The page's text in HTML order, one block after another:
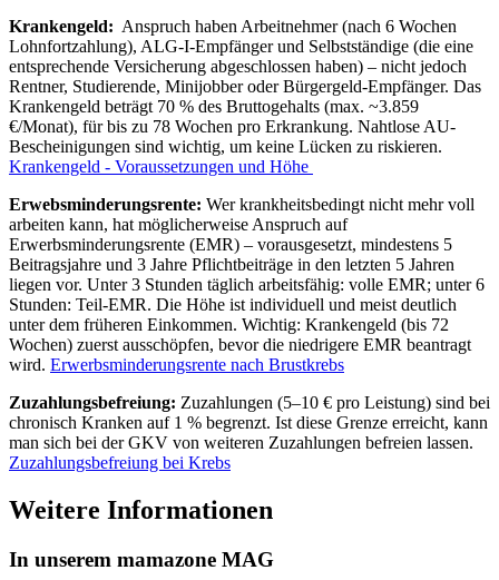
Krankengeld: Anspruch haben Arbeitnehmer (nach 6 Wochen
Lohnfortzahlung), ALG-I-Empfänger und Selbstständige (die eine
entsprechende Versicherung abgeschlossen haben) – nicht jedoch
Rentner, Studierende, Minijobber oder Bürgergeld-Empfänger. Das
Krankengeld beträgt 70 % des Bruttogehalts (max. ~3.859
€/Monat), für bis zu 78 Wochen pro Erkrankung. Nahtlose AU-
Bescheinigungen sind wichtig, um keine Lücken zu riskieren.
Krankengeld - Voraussetzungen und Höhe
Erwebsminderungsrente: Wer krankheitsbedingt nicht mehr voll
arbeiten kann, hat möglicherweise Anspruch auf
Erwerbsminderungsrente (EMR) – vorausgesetzt, mindestens 5
Beitragsjahre und 3 Jahre Pflichtbeiträge in den letzten 5 Jahren
liegen vor. Unter 3 Stunden täglich arbeitsfähig: volle EMR; unter 6
Stunden: Teil-EMR. Die Höhe ist individuell und meist deutlich
unter dem früheren Einkommen. Wichtig: Krankengeld (bis 72
Wochen) zuerst ausschöpfen, bevor die niedrigere EMR beantragt
wird. Erwerbsminderungsrente nach Brustkrebs
Zuzahlungsbefreiung: Zuzahlungen (5–10 € pro Leistung) sind bei
chronisch Kranken auf 1 % begrenzt. Ist diese Grenze erreicht, kann
man sich bei der GKV von weiteren Zuzahlungen befreien lassen.
Zuzahlungsbefreiung bei Krebs
Weitere Informationen
In unserem mamazone MAG